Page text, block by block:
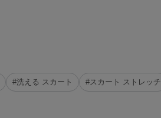
#洗える スカート #スカート ストレッチ